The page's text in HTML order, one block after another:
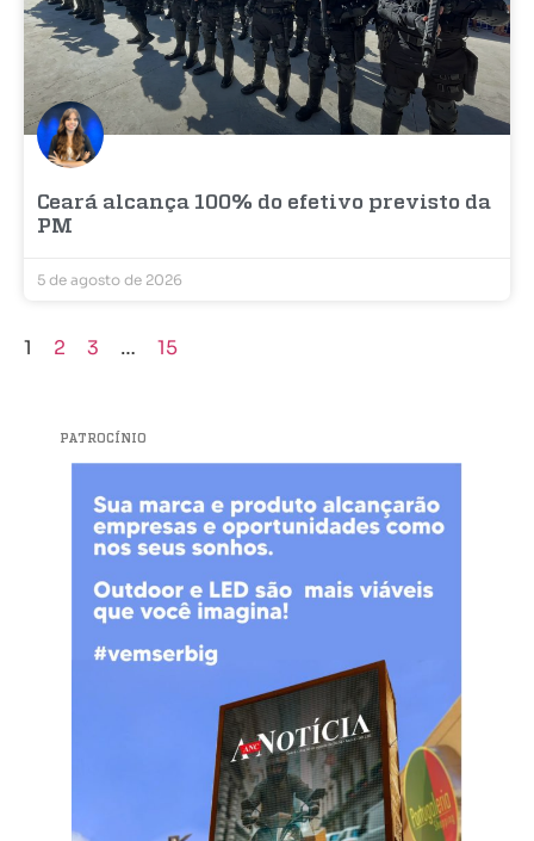
Ceará alcança 100% do efetivo previsto da
PM
5 de agosto de 2026
1 2 3 … 15
PATROCÍNIO